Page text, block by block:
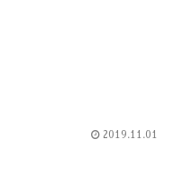
2019.11.01